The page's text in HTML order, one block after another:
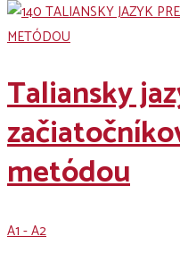
Taliansky
metódou
A1 - A2